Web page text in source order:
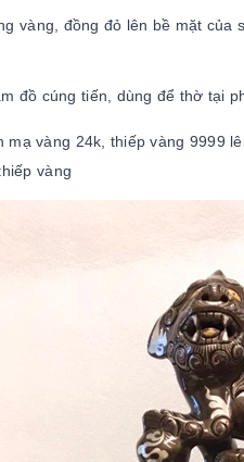
vàng, đồng đỏ lên bề mặt của
đồ cúng tiến, dùng để thờ tại
mạ vàng 24k, thiếp vàng 9999
vàng